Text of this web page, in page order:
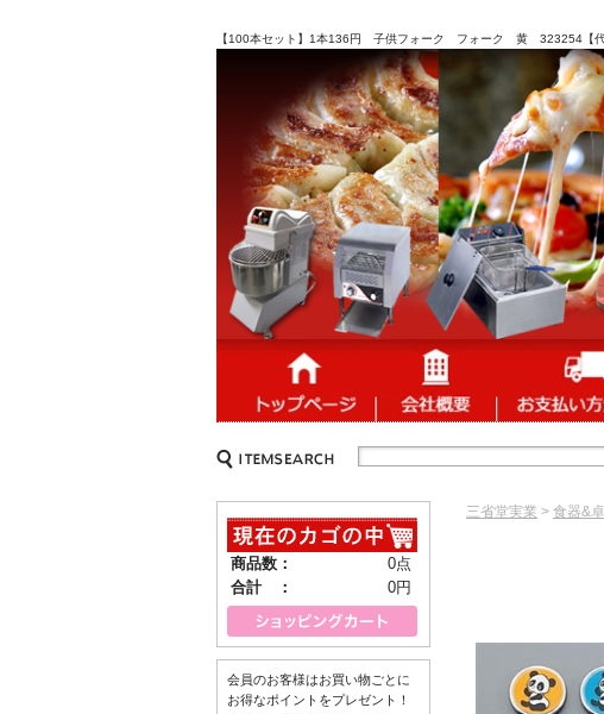
【100本セット】1本136円 子供フォーク フォーク 黄 323254【代
三省堂実業 > 食器&
商品数：
0点
合計 ：
0円
会員のお客様はお買い物ごとに
お得なポイントをプレゼント！